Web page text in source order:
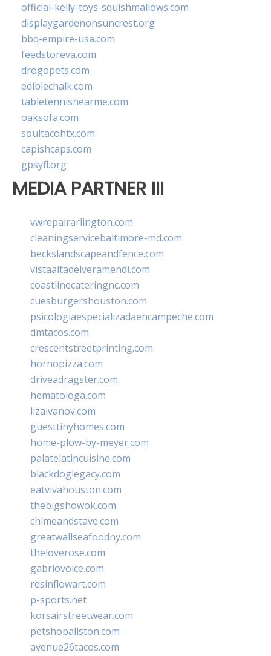
official-kelly-toys-squishmallows.com
displaygardenonsuncrest.org
bbq-empire-usa.com
feedstoreva.com
drogopets.com
ediblechalk.com
tabletennisnearme.com
oaksofa.com
soultacohtx.com
capishcaps.com
gpsyfl.org
MEDIA PARTNER III
vwrepairarlington.com
cleaningservicebaltimore-md.com
beckslandscapeandfence.com
vistaaltadelveramendi.com
coastlinecateringnc.com
cuesburgershouston.com
psicologiaespecializadaencampeche.com
dmtacos.com
crescentstreetprinting.com
hornopizza.com
driveadragster.com
hematologa.com
lizaivanov.com
guesttinyhomes.com
home-plow-by-meyer.com
palatelatincuisine.com
blackdoglegacy.com
eatvivahouston.com
thebigshowok.com
chimeandstave.com
greatwallseafoodny.com
theloverose.com
gabriovoice.com
resinflowart.com
p-sports.net
korsairstreetwear.com
petshopallston.com
avenue26tacos.com